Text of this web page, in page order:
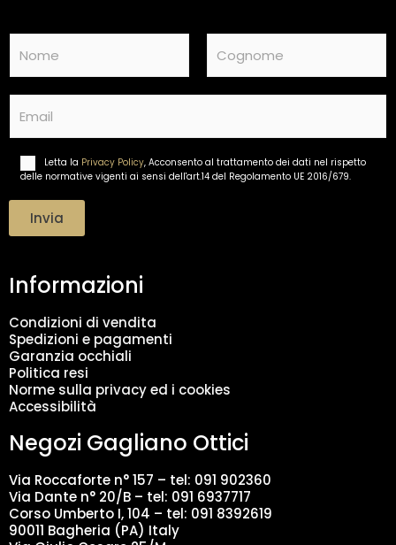
m
e
a
a
e
t
o
d
a
t
i
*
Letta la Privacy Policy, Acconsento al trattamento dei dati nel rispetto
delle normative vigenti ai sensi dell'art.14 del Regolamento UE 2016/679.
Invia
Informazioni
Condizioni di vendita
Spedizioni e pagamenti
Garanzia occhiali
Politica resi
Norme sulla privacy ed i cookies
Accessibilità
Negozi Gagliano Ottici
Via Roccaforte n° 157 – tel: 091 902360
Via Dante n° 20/B – tel: 091 6937717
Corso Umberto I, 104 – tel: 091 8392619
90011 Bagheria (PA) Italy